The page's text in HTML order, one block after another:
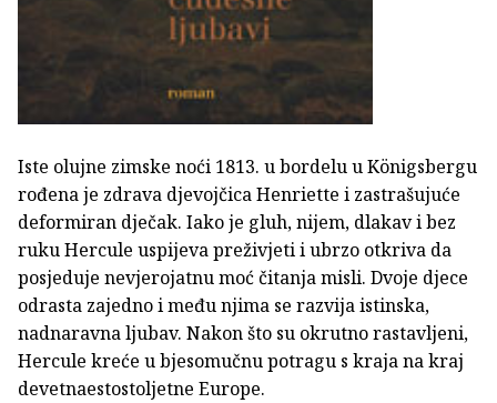
Iste olujne zimske noći 1813. u bordelu u Königsbergu
rođena je zdrava djevojčica Henriette i zastrašujuće
deformiran dječak. Iako je gluh, nijem, dlakav i bez
ruku Hercule uspijeva preživjeti i ubrzo otkriva da
posjeduje nevjerojatnu moć čitanja misli. Dvoje djece
odrasta zajedno i među njima se razvija istinska,
nadnaravna ljubav. Nakon što su okrutno rastavljeni,
Hercule kreće u bjesomučnu potragu s kraja na kraj
devetnaestostoljetne Europe.